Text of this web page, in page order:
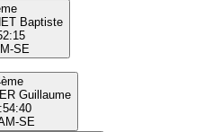
Baptiste
M-SE
Guillaume
M-SE